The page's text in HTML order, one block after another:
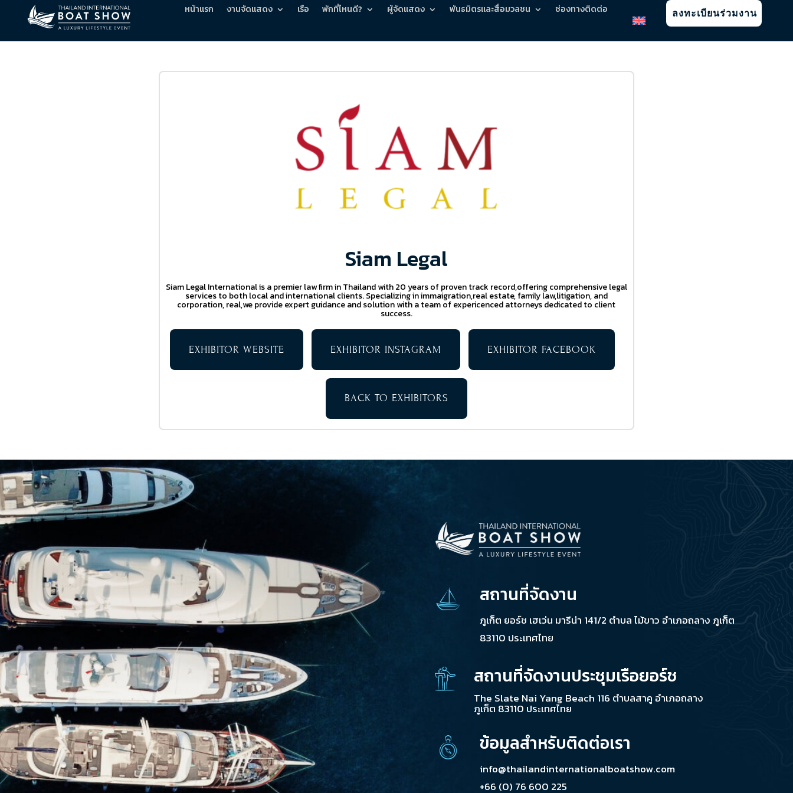
หน้าแรก งานจัดแสดง เรือ พักที่ไหนดี? ผู้จัดแสดง พันธมิตรและสื่อมวลชน ช่องทางติดต่อ ลงทะเบียนร่วมงาน
Siam Legal
Siam Legal International is a premier law firm in Thailand with 20 years of proven track record,offering comprehensive legal
services to both local and international clients. Specializing in immaigration,real estate, family law,litigation, and
corporation, real,we provide expert guidance and solution with a team of expericenced attorneys dedicated to client
success.
EXHIBITOR WEBSITE EXHIBITOR INSTAGRAM EXHIBITOR FACEBOOK
BACK TO EXHIBITORS
สถานที่จัดงาน
ภูเก็ต ยอร์ช เฮเว่น มารีน่า 141/2 ตำบล ไม้ขาว อำเภอถลาง ภูเก็ต
83110 ประเทศไทย
สถานที่จัดงานประชุมเรือยอร์ช
The Slate Nai Yang Beach 116 ตำบลสาคู อำเภอถลาง
ภูเก็ต 83110 ประเทศไทย
ข้อมูลสำหรับติดต่อเรา
info@thailandinternationalboatshow.com
+66 (0) 76 600 225